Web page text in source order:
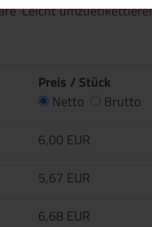
·Leicht
Preis / Stück
Netto
Brutto
6,00 EUR
5,67 EUR
6,68 EUR